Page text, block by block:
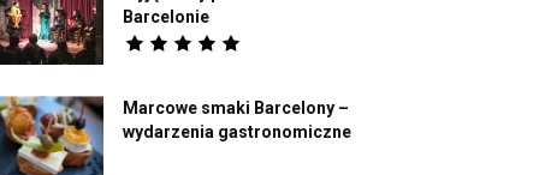
Barcelonie
Marcowe smaki Barcelony –
wydarzenia gastronomiczne